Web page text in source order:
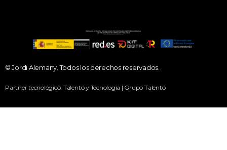
© Jordi Alemany. Todos los derechos reservados.
Partner tecnológico: Talento y Tecnología | Grupo Talento